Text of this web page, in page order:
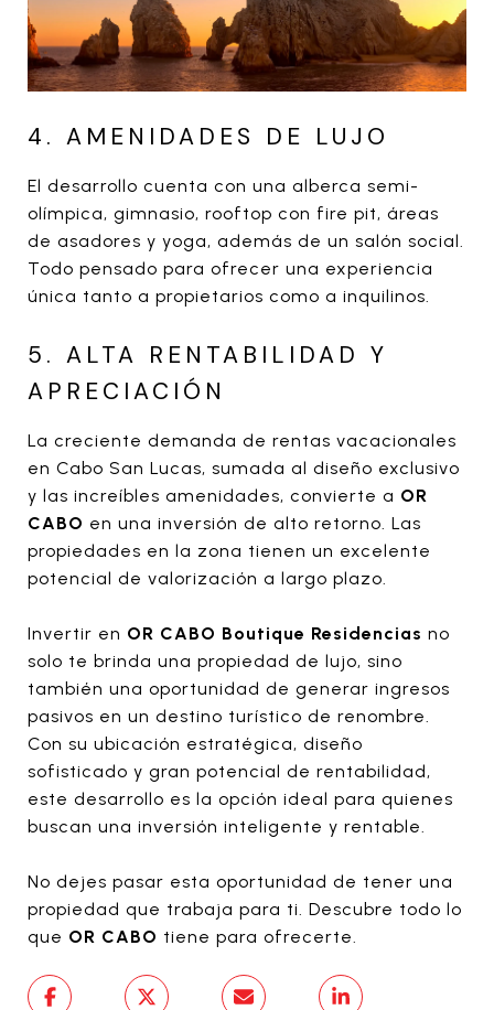
4. AMENIDADES DE LUJO
El desarrollo cuenta con una alberca semi-
olímpica, gimnasio, rooftop con fire pit, áreas
de asadores y yoga, además de un salón social.
Todo pensado para ofrecer una experiencia
única tanto a propietarios como a inquilinos.
5. ALTA RENTABILIDAD Y
APRECIACIÓN
La creciente demanda de rentas vacacionales
en Cabo San Lucas, sumada al diseño exclusivo
y las increíbles amenidades, convierte a OR
CABO en una inversión de alto retorno. Las
propiedades en la zona tienen un excelente
potencial de valorización a largo plazo.
Invertir en OR CABO Boutique Residencias no
solo te brinda una propiedad de lujo, sino
también una oportunidad de generar ingresos
pasivos en un destino turístico de renombre.
Con su ubicación estratégica, diseño
sofisticado y gran potencial de rentabilidad,
este desarrollo es la opción ideal para quienes
buscan una inversión inteligente y rentable.
No dejes pasar esta oportunidad de tener una
propiedad que trabaja para ti. Descubre todo lo
que OR CABO tiene para ofrecerte.